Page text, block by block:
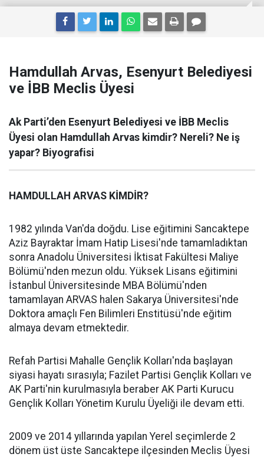
Hamdullah Arvas, Esenyurt Belediyesi
ve İBB Meclis Üyesi
Ak Parti’den Esenyurt Belediyesi ve İBB Meclis
Üyesi olan Hamdullah Arvas kimdir? Nereli? Ne iş
yapar? Biyografisi
HAMDULLAH ARVAS KİMDİR?
1982 yılında Van'da doğdu. Lise eğitimini Sancaktepe
Aziz Bayraktar İmam Hatip Lisesi'nde tamamladıktan
sonra Anadolu Üniversitesi İktisat Fakültesi Maliye
Bölümü'nden mezun oldu. Yüksek Lisans eğitimini
İstanbul Üniversitesinde MBA Bölümü'nden
tamamlayan ARVAS halen Sakarya Üniversitesi'nde
Doktora amaçlı Fen Bilimleri Enstitüsü'nde eğitim
almaya devam etmektedir.
Refah Partisi Mahalle Gençlik Kolları'nda başlayan
siyasi hayatı sırasıyla; Fazilet Partisi Gençlik Kolları ve
AK Parti'nin kurulmasıyla beraber AK Parti Kurucu
Gençlik Kolları Yönetim Kurulu Üyeliği ile devam etti.
2009 ve 2014 yıllarında yapılan Yerel seçimlerde 2
dönem üst üste Sancaktepe ilçesinden Meclis Üyesi